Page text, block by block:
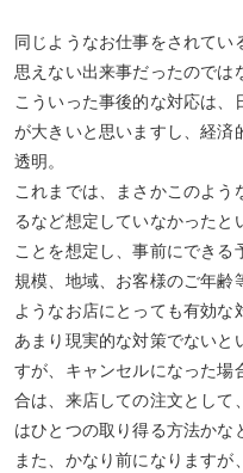
同じようなお仕事をされてい
思えない出来事だったのでは
こういった事後的な対応は、
が大きいと思いますし、経済
透明。
これまでは、まさかこのよう
るなど想定していなかったと
ことを想定し、事前にできる
規模、地域、お客様のご年齢
ようなお店にとっても有効な
あまり現実的な対策でないと
すが、キャンセルになった場
合は、来店しての注文として
はひとつの取り得る方法かな
また、かなり前になります